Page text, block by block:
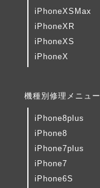
iPhoneXSMax
iPhoneXR
iPhoneXS
iPhoneX
機種別修理メニュー
iPhone8plus
iPhone8
iPhone7plus
iPhone7
iPhone6S